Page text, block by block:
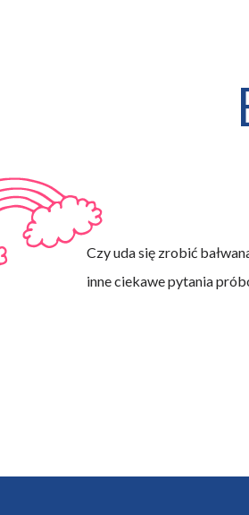
Czy uda się zrobić
inne ciekawe pytania